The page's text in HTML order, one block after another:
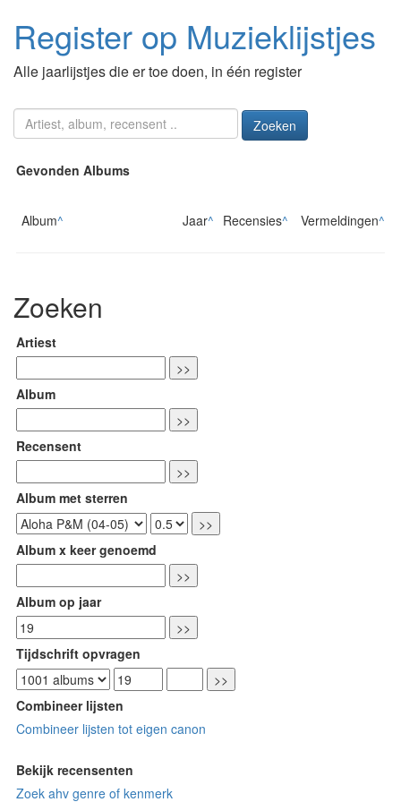
Register op Muzieklijstjes
Alle jaarlijstjes die er toe doen, in één register
Zoeken
Gevonden Albums
Album^ Jaar^ Recensies^ Vermeldingen^
Zoeken
Artiest
Album
Recensent
Album met sterren
Album x keer genoemd
Album op jaar
Tijdschrift opvragen
Combineer lijsten
Combineer lijsten tot eigen canon
Bekijk recensenten
Zoek ahv genre of kenmerk